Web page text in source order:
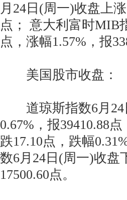
月24日(周一)收盘上
点； 意大利富时MIB
点，涨幅1.57%，报
美国股市收盘：
道琼斯指数6月24
0.67%，报39410.88
跌17.10点，跌幅
数6月24日(周一)收盘
17500.60点。